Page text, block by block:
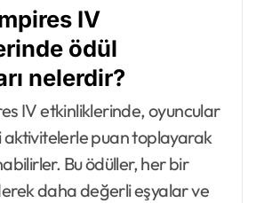
IV
ödül
nelerdir?
IV etkinliklerinde, oyuncular
aktivitelerle puan toplayarak
Bu ödüller, her bir
daha değerli eşyalar ve